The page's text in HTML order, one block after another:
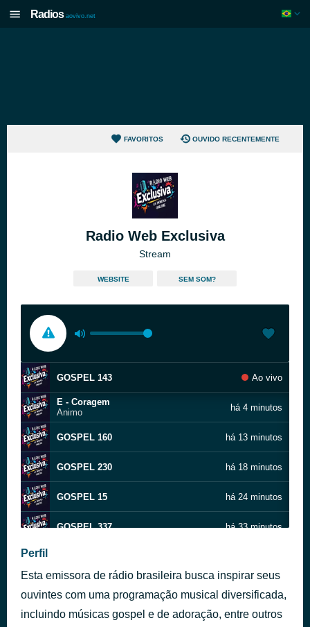
Radios aovivo.net
FAVORITOS OUVIDO RECENTEMENTE
Radio Web Exclusiva
Stream
WEBSITE SEM SOM?
GOSPEL 143 Ao vivo
E - Coragem
Animo
há 4 minutos
GOSPEL 160 há 13 minutos
GOSPEL 230 há 18 minutos
GOSPEL 15 há 24 minutos
GOSPEL 337 há 33 minutos
GOSPEL 344 há 50 minutos
Perfil
Esta emissora de rádio brasileira busca inspirar seus
ouvintes com uma programação musical diversificada,
incluindo músicas gospel e de adoração, entre outros